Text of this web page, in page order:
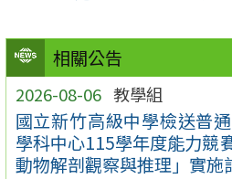
相關公告
2026-08-06 教學組
國立新竹高級中學檢送普
學科中心115學年度能力競
動物解剖觀察與推理」實施